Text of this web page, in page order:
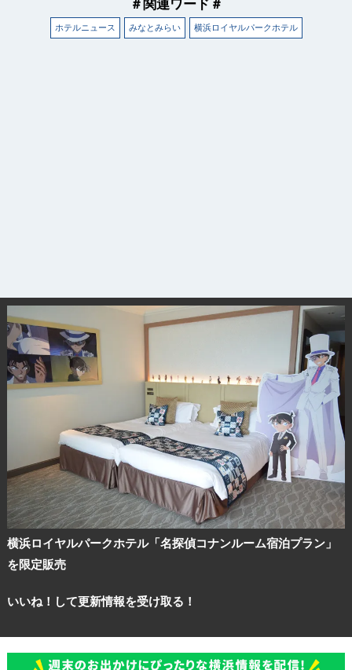
＃関連ワード＃
ホテルニュース みなとみらい 横浜ロイヤルパークホテル
横浜ロイヤルパークホテル「名探偵コナンルーム宿泊プラン」
を限定販売
いいね！して更新情報を受け取る！